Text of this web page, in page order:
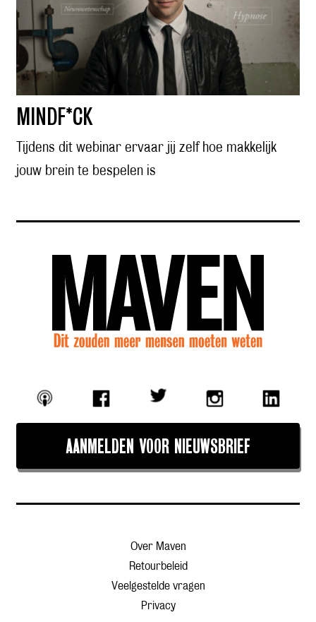
MINDF*CK
Tijdens dit webinar ervaar jij zelf hoe makkelijk
jouw brein te bespelen is
AANMELDEN VOOR NIEUWSBRIEF
Over Maven
Retourbeleid
Veelgestelde vragen
Privacy